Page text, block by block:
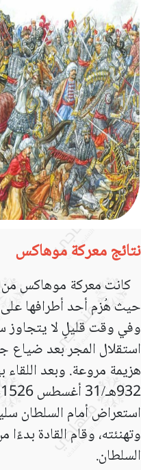
نتائج معركة موهاكس
كانت معركة موهاكس من
حيث هُزم أحد أطرافها
وفي وقت قليلٍ لا يتجاوز
استقلال المجر بعد
استعراض أمام السلطان
وتهنئته، وقام القادة
السلطان.